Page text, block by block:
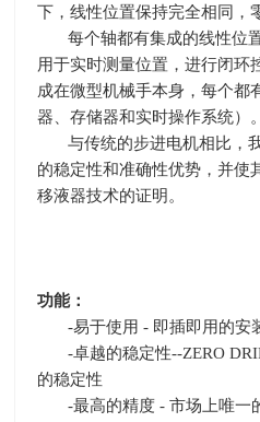
下，线性位置保持完全相同，
每个轴都有集成的线性位
用于实时测量位置，进行闭环
成在微型机械手本身，每个都
器、存储器和实时操作系统）。
与传统的步进电机相比，
的稳定性和准确性优势，并使
移液器技术的证明。
功能：
-易于使用 - 即插即用的安
-卓越的稳定性--ZERO
的稳定性
-最高的精度 -市场上唯一